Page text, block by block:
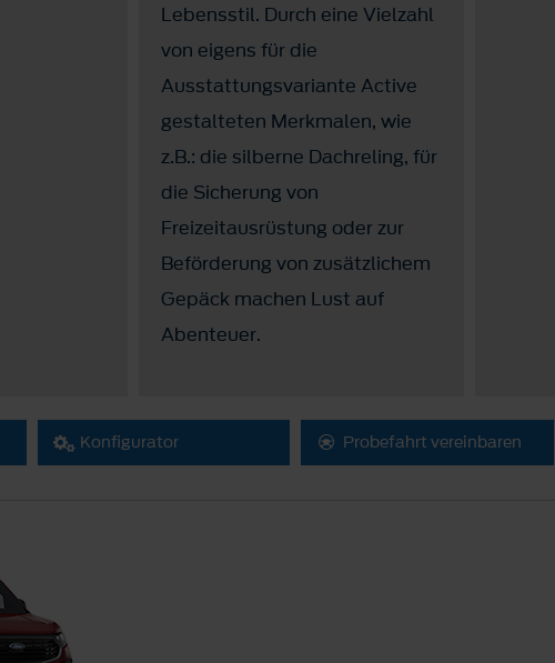
Lebensstil. Durch eine Vielzahl
von eigens für die
Ausstattungsvariante Active
gestalteten Merkmalen, wie
z.B.: die silberne Dachreling, für
die Sicherung von
Freizeitausrüstung oder zur
Beförderung von zusätzlichem
Gepäck machen Lust auf
Abenteuer.
Konfigurator Probefahrt vereinbaren